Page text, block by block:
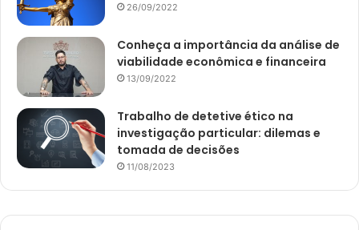
26/09/2022
Conheça a importância da análise de
viabilidade econômica e financeira
13/09/2022
Trabalho de detetive ético na
investigação particular: dilemas e
tomada de decisões
11/08/2023